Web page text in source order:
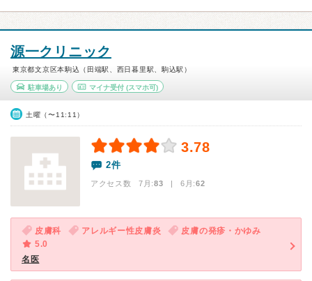
源一クリニック
東京都文京区本駒込（田端駅、西日暮里駅、駒込駅）
駐車場あり マイナ受付(スマホ可)
土曜（〜11:11）
3.78
2件
アクセス数 7月:83 | 6月:62
皮膚科 アレルギー性皮膚炎
皮膚の発疹・かゆみ
5.0
名医